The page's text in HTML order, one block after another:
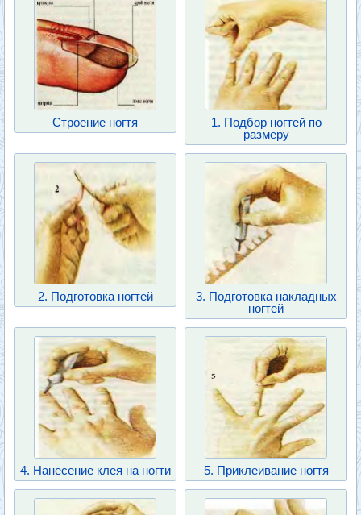
Строение ногтя
1. Подбор ногтей по
размеру
2. Подготовка ногтей
3. Подготовка накладных
ногтей
4. Нанесение клея на ногти 5. Приклеивание ногтя